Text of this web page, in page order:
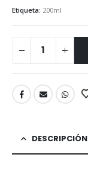
Etiqueta: 200ml
DESCRIPCIÓN